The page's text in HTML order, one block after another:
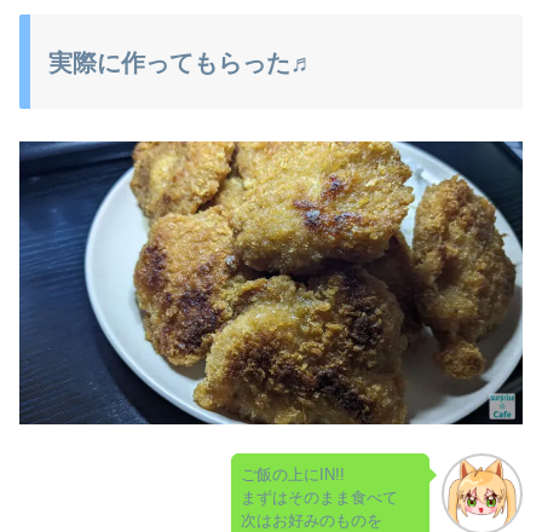
実際に作ってもらった♬
ご飯の上にIN!!
まずはそのまま食べて
次はお好みのものを